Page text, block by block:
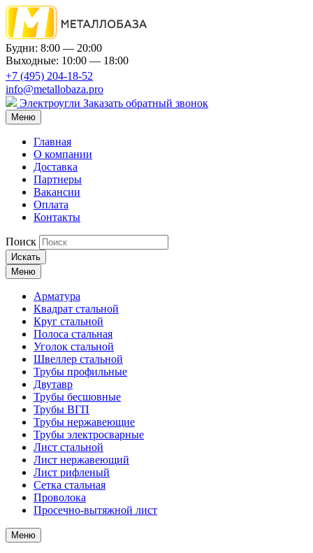
Будни: 8:00 — 20:00
Выходные: 10:00 — 18:00
+7 (495) 204-18-52
info@metallobaza.pro
Электроугли Заказать обратный звонок
Меню
Главная
О компании
Доставка
Партнеры
Вакансии
Оплата
Контакты
Поиск
Искать
Меню
Арматура
Квадрат стальной
Круг стальной
Полоса стальная
Уголок стальной
Швеллер стальной
Трубы профильные
Двутавр
Трубы бесшовные
Трубы ВГП
Трубы нержавеющие
Трубы электросварные
Лист стальной
Лист нержавеющий
Лист рифленый
Сетка стальная
Проволока
Просечно-вытяжной лист
Меню